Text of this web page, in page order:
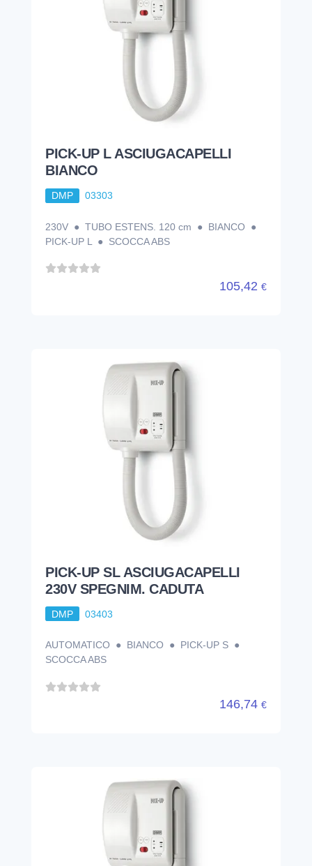
PICK-UP L ASCIUGACAPELLI
BIANCO
DMP 03303
230V ● TUBO ESTENS. 120 cm ● BIANCO ●
PICK-UP L ● SCOCCA ABS
105,42 €
PICK-UP SL ASCIUGACAPELLI
230V SPEGNIM. CADUTA
DMP 03403
AUTOMATICO ● BIANCO ● PICK-UP S ●
SCOCCA ABS
146,74 €